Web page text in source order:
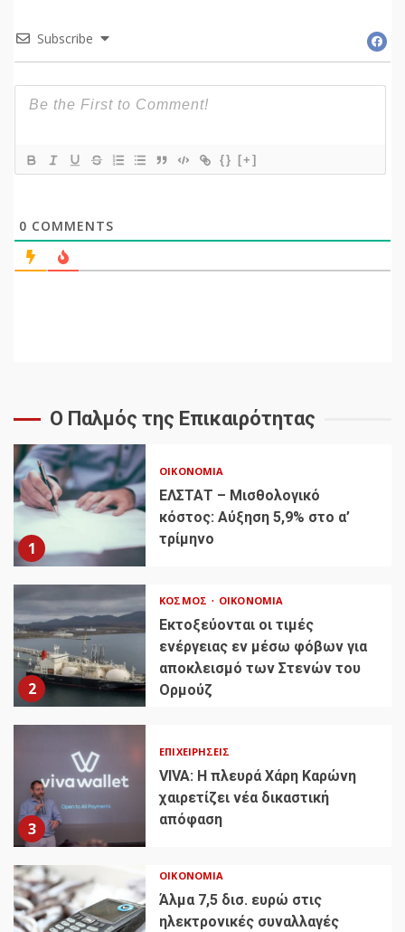
Subscribe
{} [+]
0 COMMENTS
Ο Παλμός της Επικαιρότητας
1
ΟΙΚΟΝΟΜΊΑ
ΕΛΣΤΑΤ – Μισθολογικό
κόστος: Αύξηση 5,9% στο α’
τρίμηνο
2
ΚΌΣΜΟΣ ΟΙΚΟΝΟΜΊΑ
Εκτοξεύονται οι τιμές
ενέργειας εν μέσω φόβων για
αποκλεισμό των Στενών του
Ορμούζ
3
ΕΠΙΧΕΙΡΉΣΕΙΣ
VIVA: Η πλευρά Χάρη Καρώνη
χαιρετίζει νέα δικαστική
απόφαση
ΟΙΚΟΝΟΜΊΑ
Άλμα 7,5 δισ. ευρώ στις
ηλεκτρονικές συναλλαγές